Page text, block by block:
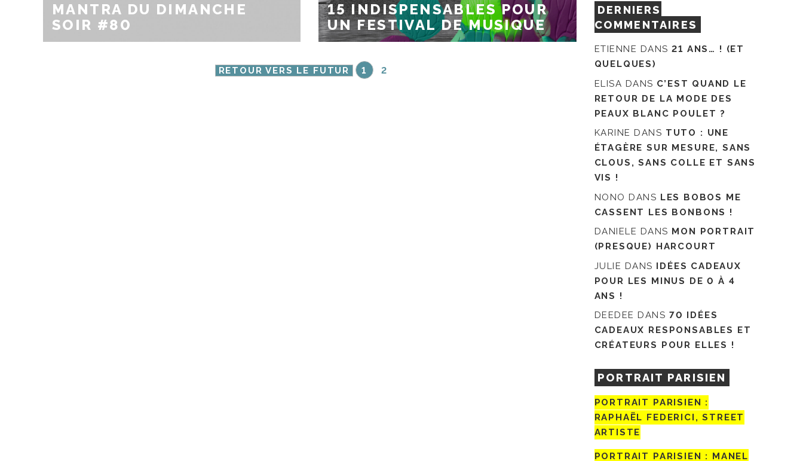
MANTRA DU DIMANCHE
SOIR #80
15 INDISPENSABLES POUR
UN FESTIVAL DE MUSIQUE
RETOUR VERS LE FUTUR 1 2
DERNIERS
COMMENTAIRES
ETIENNE DANS21 ANS… ! (ET
QUELQUES)
ELISA DANS C’EST QUAND LE
RETOUR DE LA MODE DES
PEAUX BLANC POULET ?
KARINE DANS TUTO : UNE
ÉTAGÈRE SUR MESURE, SANS
CLOUS, SANS COLLE ET SANS
VIS !
NONO DANS LES BOBOS ME
CASSENT LES BONBONS !
DANIELE DANS MON PORTRAIT
(PRESQUE) HARCOURT
JULIE DANS IDÉES CADEAUX
POUR LES MINUS DE 0 À 4
ANS !
DEEDEE DANS 70 IDÉES
CADEAUX RESPONSABLES ET
CRÉATEURS POUR ELLES !
PORTRAIT PARISIEN
PORTRAIT PARISIEN :
RAPHAËL FEDERICI, STREET
ARTISTE
PORTRAIT PARISIEN : MANEL